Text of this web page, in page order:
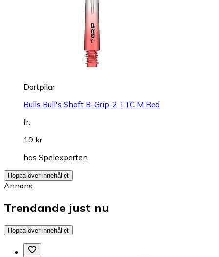
Dartpilar
Bulls Bull's Shaft B-Grip-2 TTC M Red
fr.
19 kr
hos Spelexperten
Hoppa över innehållet
Annons
Trendande just nu
Hoppa över innehållet